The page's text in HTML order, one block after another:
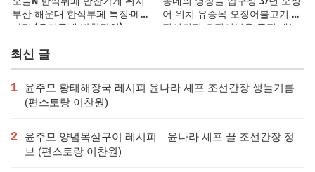
부산 해운대 한식부페 특징·메뉴·
가격 (우리동네 반찬장인)
어 위치 유승목 오징어불고기 오
징어튀김 오징어볶음 특징·메뉴·
최신 글
1
윤주모 황태해장국 레시피 윤나라 셰프 조선간장 생들기름
(편스토랑 이찬원)
2
윤주모 양념목살구이 레시피｜윤나라 셰프 꿀 조선간장 정
보 (편스토랑 이찬원)